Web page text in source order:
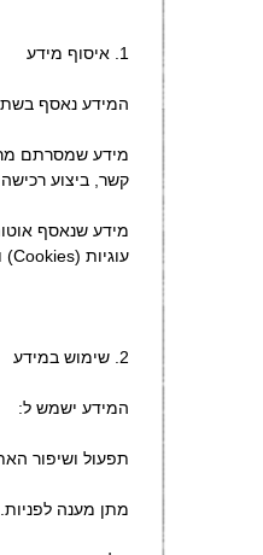
1.⁠ ⁠איסוף מידע
המידע נאסף
מידע שמסרתם
קשר, ביצוע
עוגיות (Cookies) ומידע סטטיסטי.
2.⁠ ⁠שימוש במידע
המידע ישמש ל:
תפעול ושיפור
מתן מענה לפניות.